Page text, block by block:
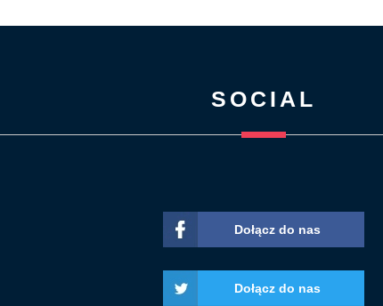
SOCIAL
Dołącz do nas
Dołącz do nas